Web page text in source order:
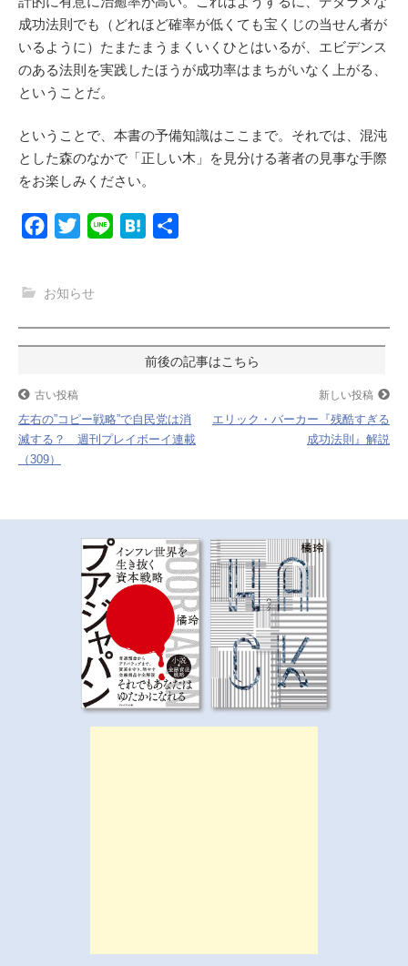
成功法則でも（どれほど確率が低くても宝くじの当せん者が
いるように）たまたまうまくいくひとはいるが、エビデンス
のある法則を実践したほうが成功率はまちがいなく上がる、
ということだ。
ということで、本書の予備知識はここまで。それでは、混沌
とした森のなかで「正しい木」を見分ける著者の見事な手際
をお楽しみください。
e
b
k
t
n
a
お知らせ
稿
ナ
ゲ
古い投稿
左右の”コピー戦略”で自民党は消
滅する？ 週刊プレイボーイ連載
（309）
新しい投稿
エリック・バーカー『残酷すぎる
成功法則』解説